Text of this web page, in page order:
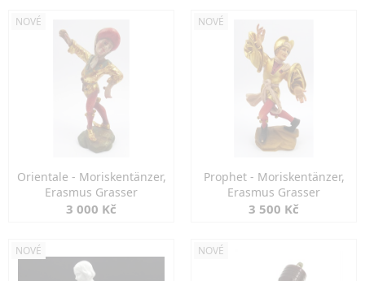
NOVÉ
Orientale - Moriskentänzer,
Erasmus Grasser
3 000 Kč
NOVÉ
Prophet - Moriskentänzer,
Erasmus Grasser
3 500 Kč
NOVÉ NOVÉ